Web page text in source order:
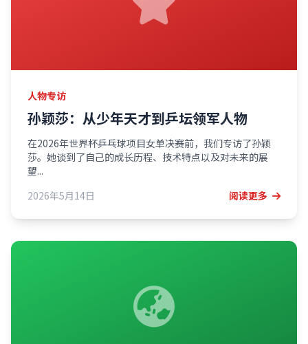
人物专访
孙颖莎：从少年天才到乒坛领军人物
在2026年世界杯乒乓球项目女单决赛前，我们专访了孙颖
莎。她谈到了自己的成长历程、技术特点以及对未来的展
望...
2026年5月14日
阅读更多